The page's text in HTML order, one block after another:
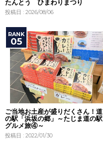
たんとう ひまわりまつり
投稿日 : 2026/08/06
ご当地お土産が盛りだくさん！道
の駅「浜坂の郷」～たじま道の駅
グルメ旅④～
投稿日 : 2022/01/30